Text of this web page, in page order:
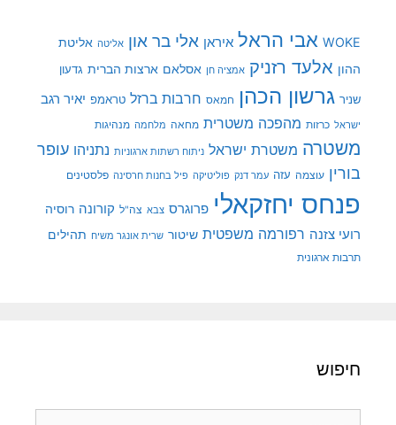
WOKE אבי הראל איראן אלי בר און אליטה אליטת
ההון אלעד רזניק אמציה חן אסלאם ארצות הברית גדעון
שניר גרשון הכהן חמאס חרבות ברזל טראמפ יאיר רגב
ישראל כרזות מהפכה משטרית מחאה מלחמה מנהיגות
משטרה משטרת ישראל ניתוח רשתות ארגוניות נתניהו עופר
בורין עוצמה עזה עמר דנק פוליטיקה פיל בחנות חרסינה פלסטינים
פנחס יחזקאלי פרוגרס צבא צה"ל קורונה רוסיה
רועי צזנה רפורמה משפטית שיטור שרית אונגר משיח תהילים
תרבות ארגונית
חיפוש